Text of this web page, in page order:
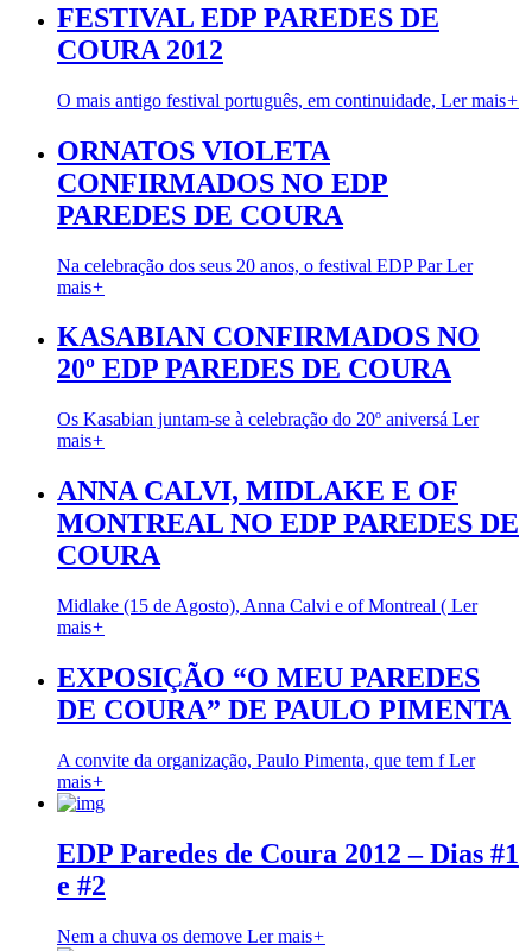
FESTIVAL EDP PAREDES DE
COURA 2012
O mais antigo festival português, em continuidade, Ler mais+
ORNATOS VIOLETA
CONFIRMADOS NO EDP
PAREDES DE COURA
Na celebração dos seus 20 anos, o festival EDP ParLer
mais+
KASABIAN CONFIRMADOS NO
20º EDP PAREDES DE COURA
Os Kasabian juntam-se à celebração do 20º aniversá Ler
mais+
ANNA CALVI, MIDLAKE E OF
MONTREAL NO EDP PAREDES DE
COURA
Midlake (15 de Agosto), Anna Calvi e of Montreal ( Ler
mais+
EXPOSIÇÃO “O MEU PAREDES
DE COURA” DE PAULO PIMENTA
A convite da organização, Paulo Pimenta, que tem fLer
mais+
EDP Paredes de Coura 2012 – Dias #1
e #2
Nem a chuva os demove Ler mais+